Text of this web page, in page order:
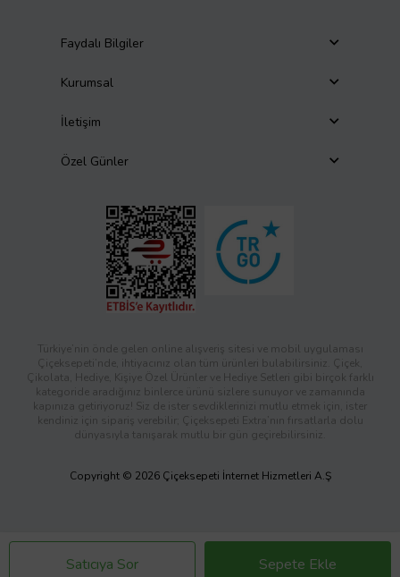
Satıcıya Sor Sepete Ekle
Faydalı Bilgiler
Kurumsal
İletişim
Özel Günler
Türkiye’nin önde gelen online alışveriş sitesi ve mobil uygulaması
Çiçeksepeti’nde, ihtiyacınız olan tüm ürünleri bulabilirsiniz. Çiçek,
Çikolata, Hediye, Kişiye Özel Ürünler ve Hediye Setleri gibi birçok farklı
kategoride aradığınız binlerce ürünü sizlere sunuyor ve zamanında
kapınıza getiriyoruz! Siz de ister sevdiklerinizi mutlu etmek için, ister
kendiniz için sipariş verebilir; Çiçeksepeti Extra’nın fırsatlarla dolu
dünyasıyla tanışarak mutlu bir gün geçirebilirsiniz.
Copyright © 2026 Çiçeksepeti İnternet Hizmetleri A.Ş